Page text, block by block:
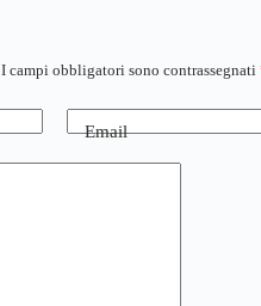
I campi obbligatori sono contrassegnati
Email